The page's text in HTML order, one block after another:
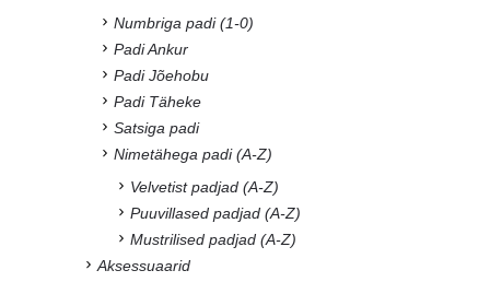
Numbriga padi (1-0)
Padi Ankur
Padi Jõehobu
Padi Täheke
Satsiga padi
Nimetähega padi (A-Z)
Velvetist padjad (A-Z)
Puuvillased padjad (A-Z)
Mustrilised padjad (A-Z)
Aksessuaarid